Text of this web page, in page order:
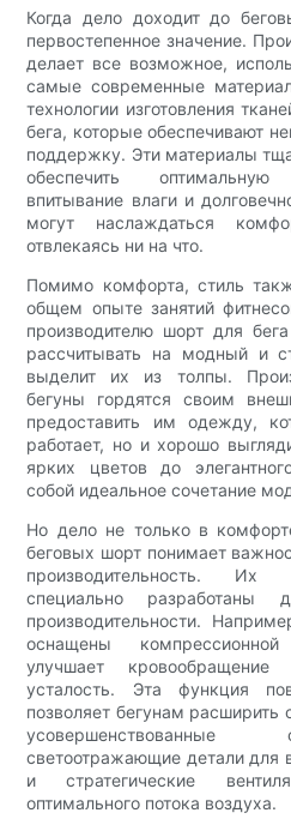
Когда дело доходит до
первостепенное значение.
делает все возможное,
самые современные
технологии изготовления
бега, которые обеспечивают
поддержку. Эти материалы
обеспечить оптимальную
впитывание влаги и
могут наслаждаться
отвлекаясь ни на что.
Помимо комфорта, стиль
общем опыте занятий
производителю шорт для
рассчитывать на модный и
выделит их из толпы.
бегуны гордятся своим
предоставить им одежду,
работает, но и хорошо
ярких цветов до
собой идеальное сочетание
Но дело не только в
беговых шорт понимает
производительность. Их
специально разработаны
производительности.
оснащены
улучшает
усталость. Эта функция
позволяет бегунам
светоотражающие детали для
и стратегические
оптимального потока воздуха.